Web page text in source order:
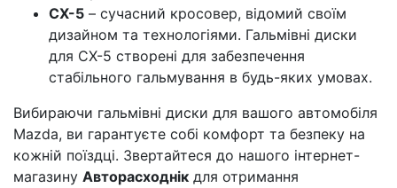
CX-5 – сучасний кросовер, відомий своїм
дизайном та технологіями. Гальмівні диски
для CX-5 створені для забезпечення
стабільного гальмування в будь-яких умовах.
Вибираючи гальмівні диски для вашого автомобіля
Mazda, ви гарантуєте собі комфорт та безпеку на
кожній поїздці. Звертайтеся до нашого інтернет-
магазину Авторасходнік для отримання